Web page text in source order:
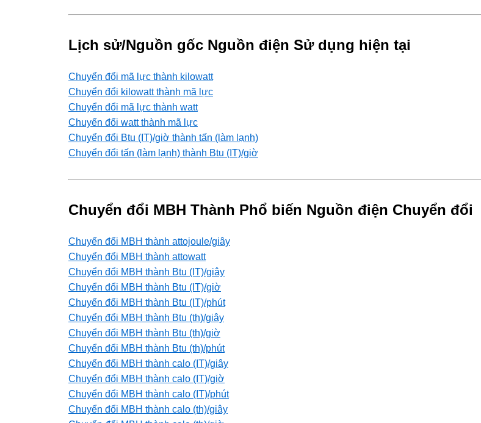
Lịch sử/Nguồn gốc Nguồn điện Sử dụng hiện tại
Chuyển đổi mã lực thành kilowatt
Chuyển đổi kilowatt thành mã lực
Chuyển đổi mã lực thành watt
Chuyển đổi watt thành mã lực
Chuyển đổi Btu (IT)/giờ thành tấn (làm lạnh)
Chuyển đổi tấn (làm lạnh) thành Btu (IT)/giờ
Chuyển đổi MBH Thành Phổ biến Nguồn điện Chuyển đổi
Chuyển đổi MBH thành attojoule/giây
Chuyển đổi MBH thành attowatt
Chuyển đổi MBH thành Btu (IT)/giây
Chuyển đổi MBH thành Btu (IT)/giờ
Chuyển đổi MBH thành Btu (IT)/phút
Chuyển đổi MBH thành Btu (th)/giây
Chuyển đổi MBH thành Btu (th)/giờ
Chuyển đổi MBH thành Btu (th)/phút
Chuyển đổi MBH thành calo (IT)/giây
Chuyển đổi MBH thành calo (IT)/giờ
Chuyển đổi MBH thành calo (IT)/phút
Chuyển đổi MBH thành calo (th)/giây